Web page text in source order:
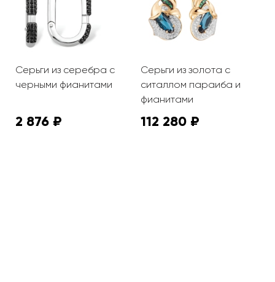
Серьги из серебра с
черными фианитами
2 876 ₽
Серьги из золота с
ситаллом параиба и
фианитами
112 280 ₽